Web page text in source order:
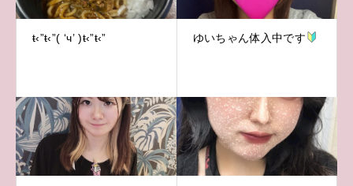
ŧ‹”ŧ‹”( ‘ч’ )ŧ‹”ŧ‹” ゆいちゃん体入中です